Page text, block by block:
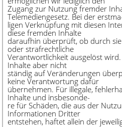
Zugang zur Nutzung fremder
Telemediengesetz. Bei der
ligen Verknüpfung mit diesen
diese fremden Inhalte
daraufhin überprüft, ob durch
oder strafrechtliche
Verantwortlichkeit ausgelöst
Inhalte aber nicht
ständig auf Veränderungen
keine Verantwortung dafür
übernehmen. Für illegale,
Inhalte und insbesonde-
re für Schäden, die aus der
Informationen Dritter
entstehen, haftet allein der